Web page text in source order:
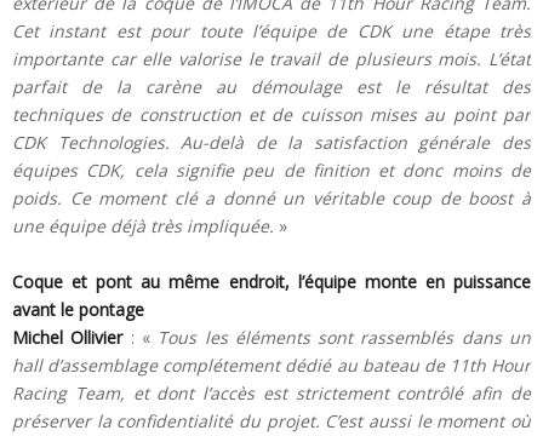
Cet instant est pour toute l’équipe de CDK une étape très
importante car elle valorise le travail de plusieurs mois. L’état
parfait de la carène au démoulage est le résultat des
techniques de construction et de cuisson mises au point par
CDK Technologies. Au-delà de la satisfaction générale des
équipes CDK, cela signifie peu de finition et donc moins de
poids. Ce moment clé a donné un véritable coup de boost à
une équipe déjà très impliquée. »
Coque et pont au même endroit, l’équipe monte en puissance
avant le pontage
Michel Ollivier: « Tous les éléments sont rassemblés dans un
hall d’assemblage complétement dédié au bateau de 11th Hour
Racing Team, et dont l’accès est strictement contrôlé afin de
préserver la confidentialité du projet. C’est aussi le moment où